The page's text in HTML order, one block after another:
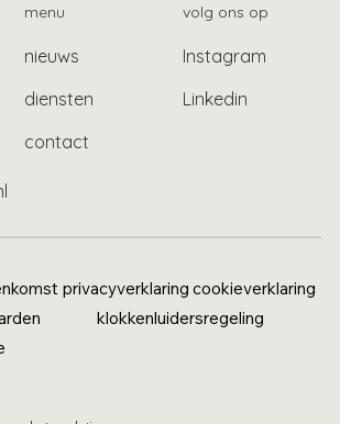
menu
nieuws
diensten
contact
volg ons op
Instagram
Linkedin
privacyverklaring cookieverklaring
klokkenluidersregeling